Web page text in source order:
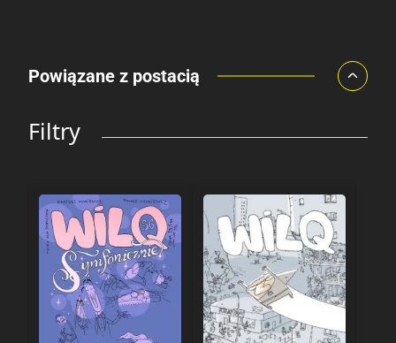
Powiązane z postacią
Filtry